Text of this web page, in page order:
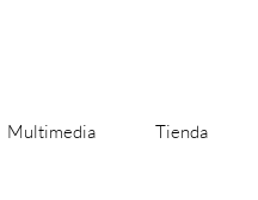
Multimedia Tienda